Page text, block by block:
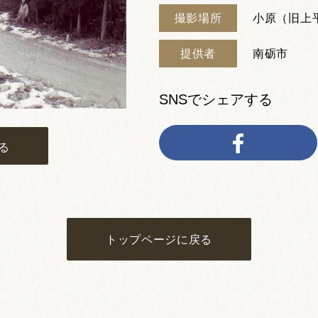
撮影場所 小原（旧上
提供者 南砺市
SNSでシェアする
トップページに戻る